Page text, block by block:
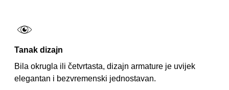
Tanak dizajn
Bila okrugla ili četvrtasta, dizajn armature je uvijek
elegantan i bezvremenski jednostavan.